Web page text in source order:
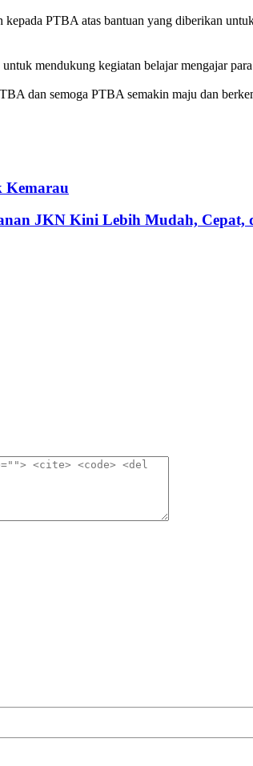
PTBA atas bantuan yang diberikan
mendukung kegiatan belajar mengajar
dan semoga PTBA semakin maju dan
Kemarau
JKN Kini Lebih Mudah, Cepat,